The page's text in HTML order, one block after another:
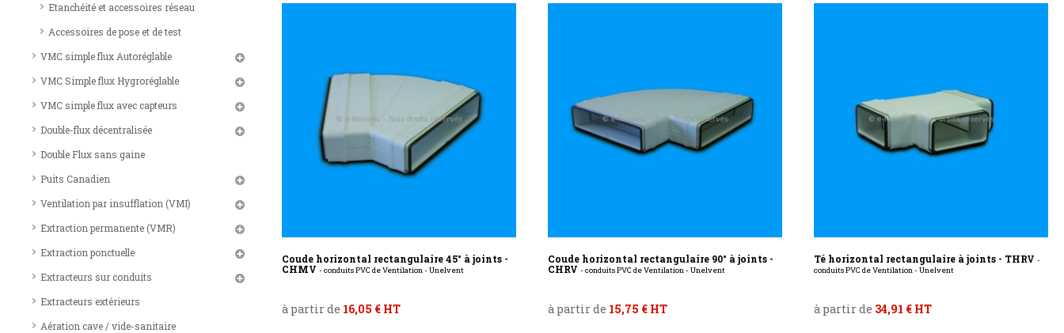
Etanchéité et accessoires réseau
Accessoires de pose et de test
VMC simple flux Autoréglable
VMC Simple flux Hygroréglable
VMC simple flux avec capteurs
Double-flux décentralisée
Double Flux sans gaine
Puits Canadien
Ventilation par insufflation (VMI)
Extraction permanente (VMR)
Extraction ponctuelle
Extracteurs sur conduits
Extracteurs extérieurs
Aération cave / vide-sanitaire
Coude horizontal rectangulaire 45° à joints -
CHMV - conduits PVC de Ventilation - Unelvent
à partir de 16,05 € HT
Coude horizontal rectangulaire 90° à joints -
CHRV - conduits PVC de Ventilation - Unelvent
à partir de 15,75 € HT
Té horizontal rectangulaire à joints - THRV -
conduits PVC de Ventilation - Unelvent
à partir de 34,91 € HT